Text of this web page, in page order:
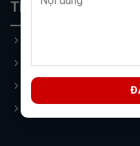
Thông tin
Giới thiệu
Đăng ký lái thử